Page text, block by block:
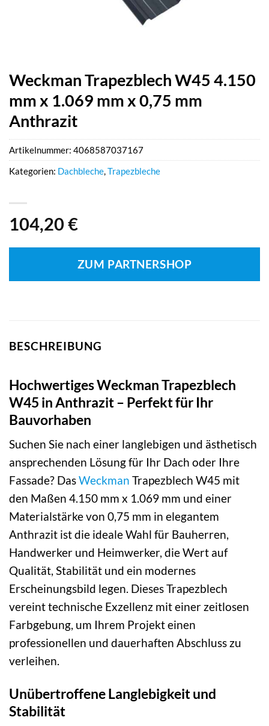
Weckman Trapezblech W45 4.150
mm x 1.069 mm x 0,75 mm
Anthrazit
104,20 €
ZUM PARTNERSHOP
Artikelnummer: 4068587037167
Kategorien: Dachbleche,Trapezbleche
BESCHREIBUNG
Hochwertiges Weckman Trapezblech
W45 in Anthrazit – Perfekt für Ihr
Bauvorhaben
Suchen Sie nach einer langlebigen und ästhetisch
ansprechenden Lösung für Ihr Dach oder Ihre
Fassade? DasWeckman Trapezblech W45 mit
den Maßen 4.150 mm x 1.069 mm und einer
Materialstärke von 0,75 mm in elegantem
Anthrazit ist die ideale Wahl für Bauherren,
Handwerker und Heimwerker, die Wert auf
Qualität, Stabilität und ein modernes
Erscheinungsbild legen. Dieses Trapezblech
vereint technische Exzellenz mit einer zeitlosen
Farbgebung, um Ihrem Projekt einen
professionellen und dauerhaften Abschluss zu
verleihen.
Unübertroffene Langlebigkeit und
Stabilität